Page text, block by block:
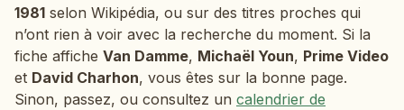
1981 selon Wikipédia, ou sur des titres proches qui
n’ont rien à voir avec la recherche du moment. Si la
fiche affiche Van Damme, Michaël Youn, Prime Video
et David Charhon, vous êtes sur la bonne page.
Sinon, passez, ou consultez un calendrier de